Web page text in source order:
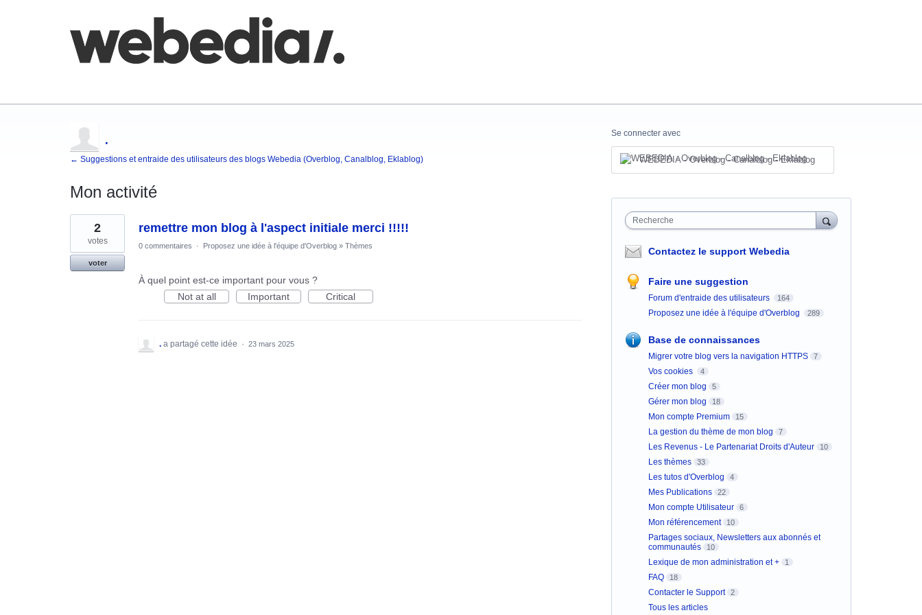
.
← Suggestions et entraide des utilisateurs des blogs Webedia (Overblog, Canalblog, Eklablog)
Mon activité
1
résultat
trouvé
remettre mon blog à l'aspect initiale merci !!!!!
2
votes
voter
0 commentaires · Proposez une idée à l'équipe d'Overblog » Thèmes
À quel point est-ce important pour vous ?
Not at all
Important Critical
. a partagé cette idée · 23 mars 2025
Se connecter avec
WEBEDIA - Overblog - Canalblog - Eklablog
Recherche
Contactez le support Webedia
Faire une suggestion
Forum d'entraide des utilisateurs 164
Proposez une idée à l'équipe d'Overblog 289
Base de connaissances
Migrer votre blog vers la navigation HTTPS 7
Vos cookies 4
Créer mon blog 5
Gérer mon blog 18
Mon compte Premium 15
La gestion du thème de mon blog 7
Les Revenus - Le Partenariat Droits d'Auteur 10
Les thèmes 33
Les tutos d'Overblog 4
Mes Publications 22
Mon compte Utilisateur 6
Mon référencement 10
Partages sociaux, Newsletters aux abonnés et
communautés
10
Lexique de mon administration et + 1
FAQ 18
Contacter le Support 2
Tous les articles